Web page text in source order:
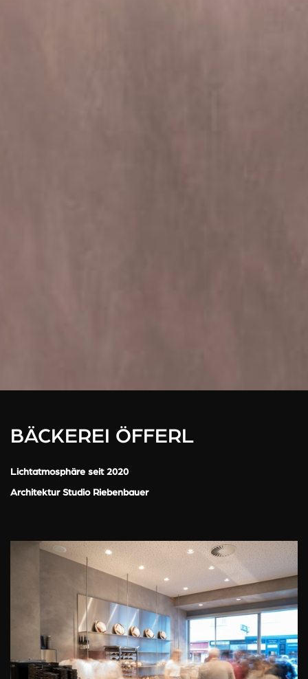
BÄCKEREI ÖFFERL
Lichtatmosphäre seit 2020
Architektur Studio Riebenbauer